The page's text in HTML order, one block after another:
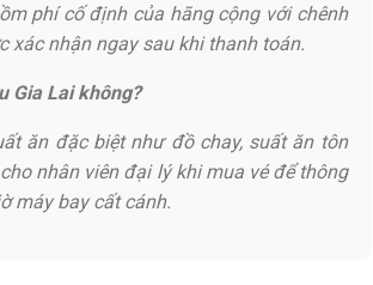
phí cố định của hãng cộng với chênh
xác nhận ngay sau khi thanh toán.
Gia Lai không?
ăn đặc biệt như đồ chay, suất ăn tôn
nhân viên đại lý khi mua vé để thông
máy bay cất cánh.